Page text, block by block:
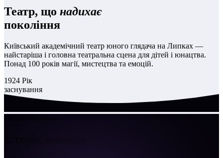
Театр, що надихає
покоління
Київський академічний театр юного глядача на Липках —
найстаріша і головна театральна сцена для дітей і юнацтва.
Понад 100 років магії, мистецтва та емоцій.
1924 Рік
заснування